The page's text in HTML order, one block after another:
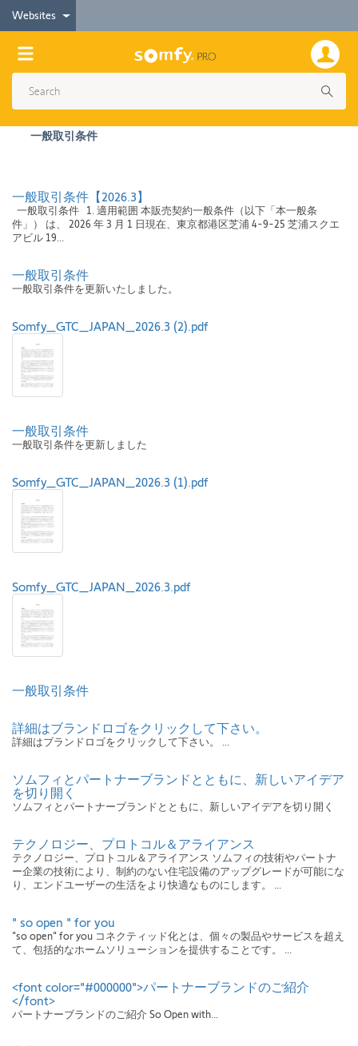
Websites
一般取引条件
一般取引条件【2026.3】
一般取引条件 1. 適用範囲 本販売契約一般条件（以下「本一般条
件」） は、 2026 年 3 月 1 日現在、東京都港区芝浦 4-9-25 芝浦スクエ
アビル 19...
一般取引条件
一般取引条件を更新いたしました。
Somfy_GTC_JAPAN_2026.3 (2).pdf
一般取引条件
一般取引条件を更新しました
Somfy_GTC_JAPAN_2026.3 (1).pdf
Somfy_GTC_JAPAN_2026.3.pdf
一般取引条件
詳細はブランドロゴをクリックして下さい。
詳細はブランドロゴをクリックして下さい。 ...
ソムフィとパートナーブランドとともに、新しいアイデア
を切り開く
ソムフィとパートナーブランドとともに、新しいアイデアを切り開く
テクノロジー、プロトコル＆アライアンス
テクノロジー、プロトコル＆アライアンス ソムフィの技術やパートナ
ー企業の技術により、制約のない住宅設備のアップグレードが可能にな
り、エンドユーザーの生活をより快適なものにします。 ...
" so open " for you
"so open" for you コネクティッド化とは、個々の製品やサービスを超え
て、包括的なホームソリューションを提供することです。 ...
<font color="#000000">パートナーブランドのご紹介
</font>
パートナーブランドのご紹介 So Open with...